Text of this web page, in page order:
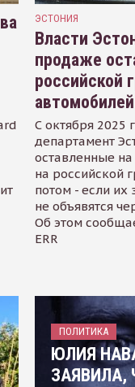
ЭСТОНИЯ
Власти
продаже
российской
автомобилей
С октября 2025
департамент
оставленные
на российской
потом - если
не объявятся
Об этом
ERR
ПОЛИТИКА
ЮЛИЯ
ЗАЯВИЛА,